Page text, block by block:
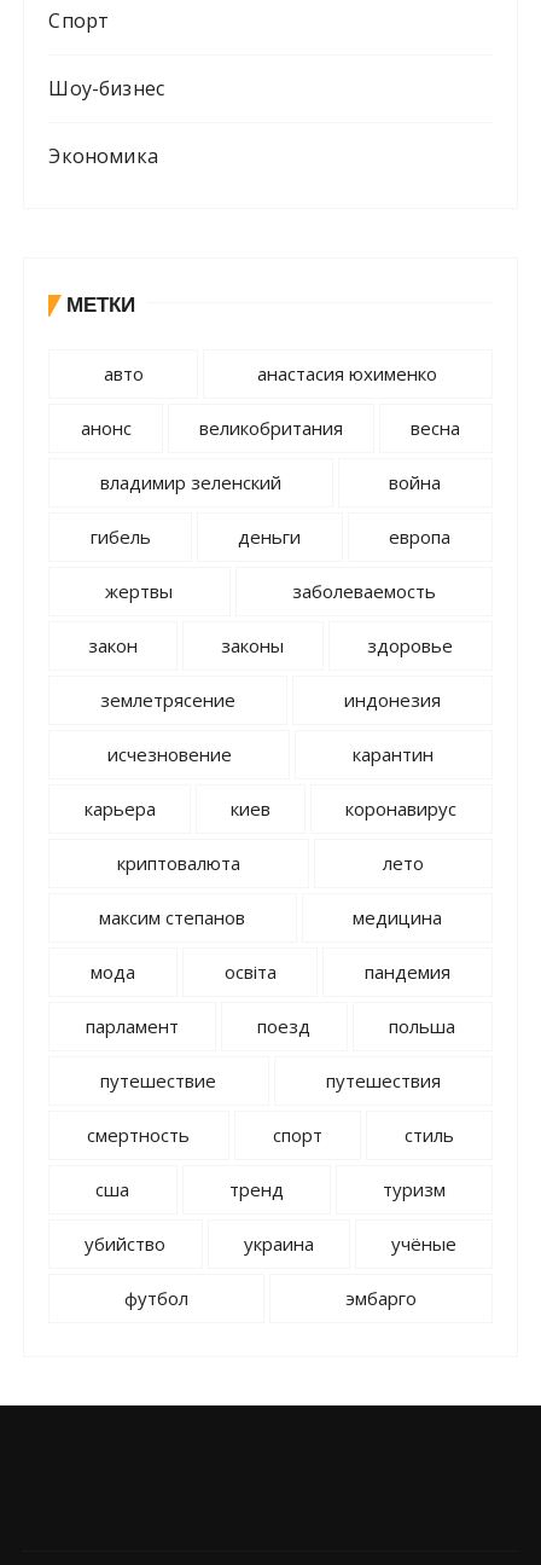
Спорт
Шоу-бизнес
Экономика
МЕТКИ
авто анастасия юхименко
анонс великобритания весна
владимир зеленский война
гибель деньги европа
жертвы заболеваемость
закон законы здоровье
землетрясение индонезия
исчезновение карантин
карьера киев коронавирус
криптовалюта лето
максим степанов медицина
мода освіта пандемия
парламент поезд польша
путешествие путешествия
смертность спорт стиль
сша тренд туризм
убийство украина учёные
футбол эмбарго